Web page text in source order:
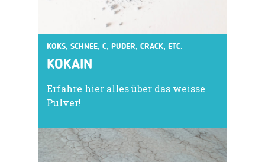
KOKS, SCHNEE, C, PUDER, CRACK, ETC.
KOKAIN
Erfahre hier alles über das weisse
Pulver!